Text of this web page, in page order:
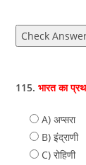
Check
115.भारत का
A) अप्सरा
B) इंद्राणी
C) रोहिणी